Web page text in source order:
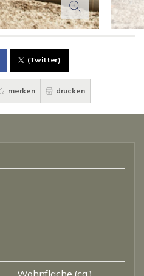
(Twitter)
merken drucken
Wohnfläche (ca.)